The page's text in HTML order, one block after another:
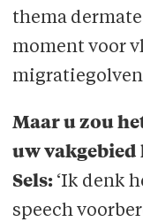
thema
moment voor
migratiegolven
Maar u zou
uw vakgebied
Sels: ‘Ik denk
speech